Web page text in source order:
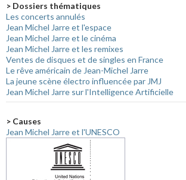
> Dossiers thématiques
Les concerts annulés
Jean Michel Jarre et l'espace
Jean Michel Jarre et le cinéma
Jean Michel Jarre et les remixes
Ventes de disques et de singles en France
Le rêve américain de Jean-Michel Jarre
La jeune scène électro influencée par JMJ
Jean Michel Jarre sur l'Intelligence Artificielle
> Causes
Jean Michel Jarre et l'UNESCO